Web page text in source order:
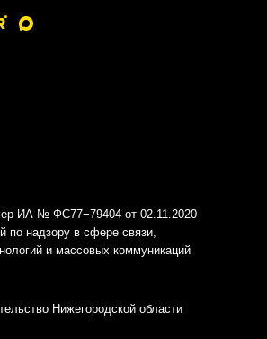
ИА № ФС77−79404 от 02.11.2020
по надзору в сфере связи,
и массовых коммуникаций
Нижегородской области